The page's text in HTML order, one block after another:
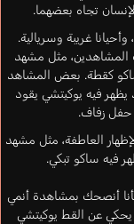
تجاه بعضهما.
غريبة وسريالية.
المشاهدين، مثل مشهد
كقطة. بعض المشاهد
فيه يوكيتشي يقود
حفل زفاف.
العاطفة، مثل مشهد
فيه ساكو تبكي.
أنصحك بمشاهدة أنمي
يحكي عن القط يوكيتشي